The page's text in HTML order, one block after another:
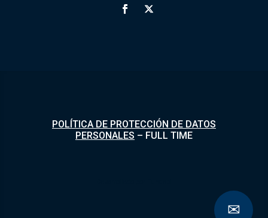
POLÍTICA DE PROTECCIÓN DE DATOS
PERSONALES – FULL TIME
✉